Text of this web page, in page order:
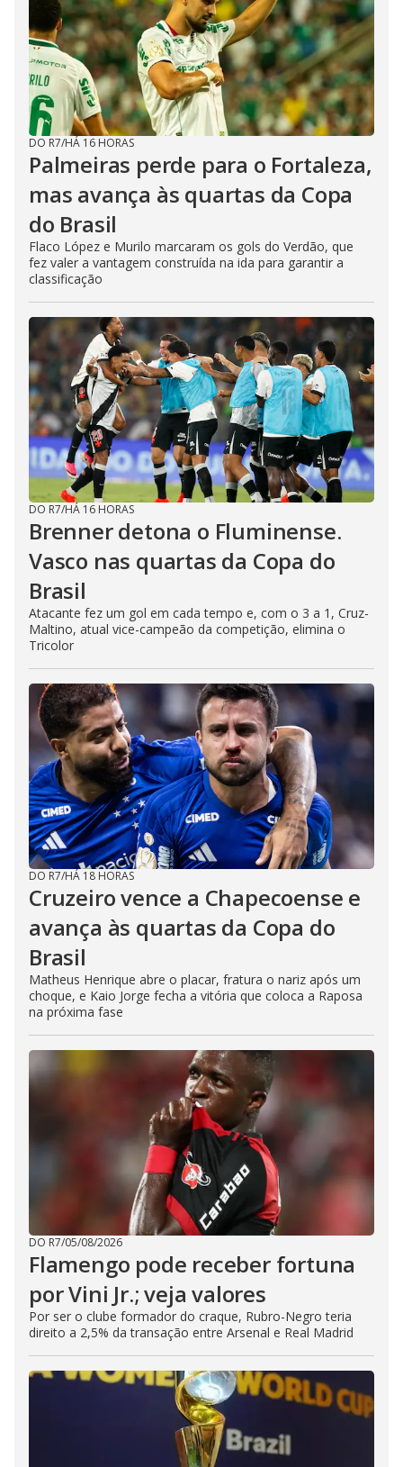
DO R7/HÁ 16 HORAS
Palmeiras perde para o Fortaleza,
mas avança às quartas da Copa
do Brasil
Flaco López e Murilo marcaram os gols do Verdão, que
fez valer a vantagem construída na ida para garantir a
classificação
DO R7/HÁ 16 HORAS
Brenner detona o Fluminense.
Vasco nas quartas da Copa do
Brasil
Atacante fez um gol em cada tempo e, com o 3 a 1, Cruz-
Maltino, atual vice-campeão da competição, elimina o
Tricolor
DO R7/HÁ 18 HORAS
Cruzeiro vence a Chapecoense e
avança às quartas da Copa do
Brasil
Matheus Henrique abre o placar, fratura o nariz após um
choque, e Kaio Jorge fecha a vitória que coloca a Raposa
na próxima fase
DO R7/05/08/2026
Flamengo pode receber fortuna
por Vini Jr.; veja valores
Por ser o clube formador do craque, Rubro-Negro teria
direito a 2,5% da transação entre Arsenal e Real Madrid